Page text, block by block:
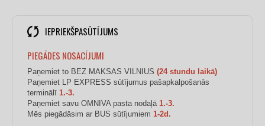
IEPRIEKŠPASŪTĪJUMS
PIEGĀDES NOSACĪJUMI
Paņemiet to BEZ MAKSAS VILNIUS (24 stundu laikā)
Paņemiet LP EXPRESS sūtījumus pašapkalpošanās
terminālī 1.-3.
Paņemiet savu OMNIVA pasta nodaļā 1.-3.
Mēs piegādāsim ar BUS sūtījumiem 1-2d.